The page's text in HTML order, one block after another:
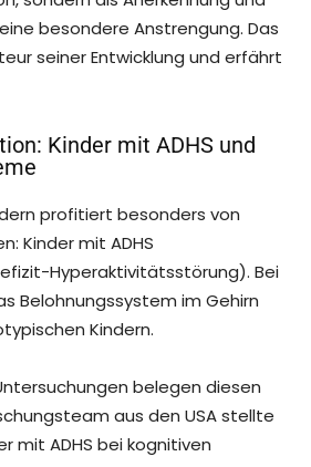
besondere Anstrengung. Das
seiner Entwicklung und erfährt
Kinder mit ADHS und
profitiert besonders von
Kinder mit ADHS
Hyperaktivitätsstörung). Bei
Belohnungssystem im Gehirn
Kindern.
belegen diesen
aus den USA stellte
mit ADHS bei kognitiven